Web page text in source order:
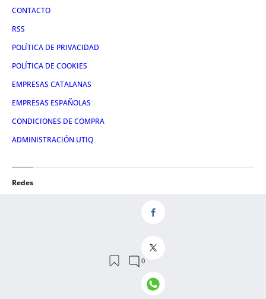
CONTACTO
RSS
POLÍTICA DE PRIVACIDAD
POLÍTICA DE COOKIES
EMPRESAS CATALANAS
EMPRESAS ESPAÑOLAS
CONDICIONES DE COMPRA
ADMINISTRACIÓN UTIQ
Redes